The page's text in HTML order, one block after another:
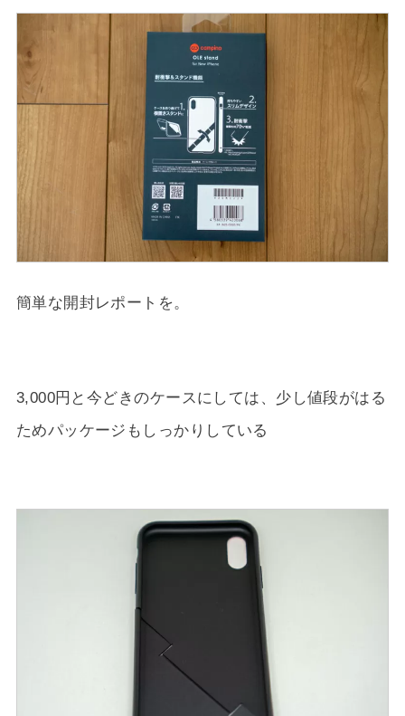
簡単な開封レポートを。
3,000円と今どきのケースにしては、少し値段がはる
ためパッケージもしっかりしている